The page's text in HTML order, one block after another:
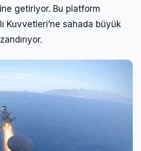
getiriyor. Bu platform
Kuvvetleri’ne sahada büyük